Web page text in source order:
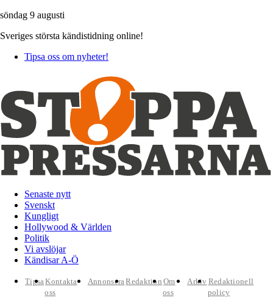
söndag 9 augusti
Sveriges största kändistidning online!
Tipsa oss om nyheter!
Senaste nytt
Svenskt
Kungligt
Hollywood & Världen
Politik
Vi avslöjar
Kändisar A-Ö
TipsaKontakta
oss
AnnonseraRedaktion Om
oss
Arkiv Redaktionell
policy